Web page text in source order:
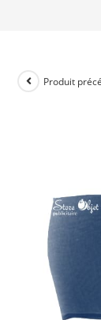
Produit